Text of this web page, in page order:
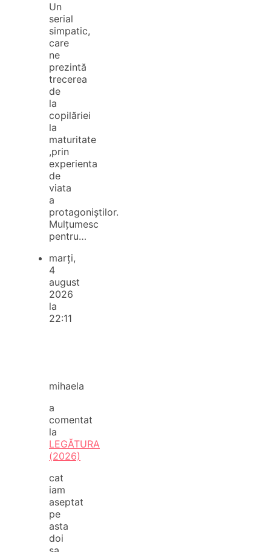
Un
serial
simpatic,
care
ne
prezintă
trecerea
de
la
copilăriei
la
maturitate
,prin
experienta
de
viata
a
protagoniștilor.
Mulțumesc
pentru…
marți,
4
august
2026
la
22:11
mihaela
a
comentat
la
LEGĂTURA
(2026)
cat
iam
aseptat
pe
asta
doi